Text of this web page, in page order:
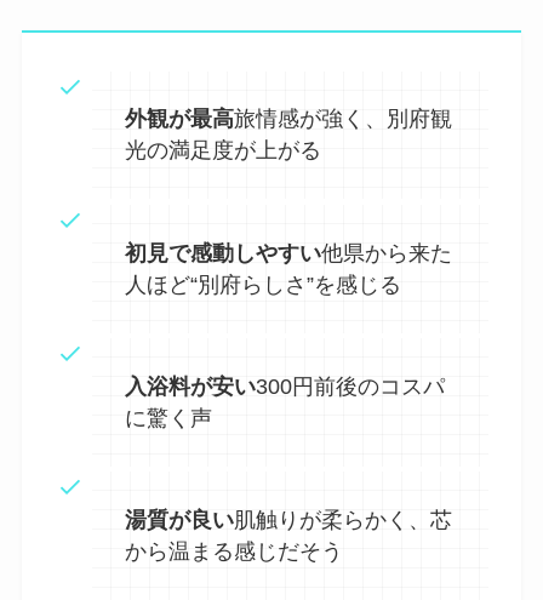
外観が最高旅情感が強く、別府観
光の満足度が上がる
初見で感動しやすい他県から来た
人ほど“別府らしさ”を感じる
入浴料が安い300円前後のコスパ
に驚く声
湯質が良い肌触りが柔らかく、芯
から温まる感じだそう